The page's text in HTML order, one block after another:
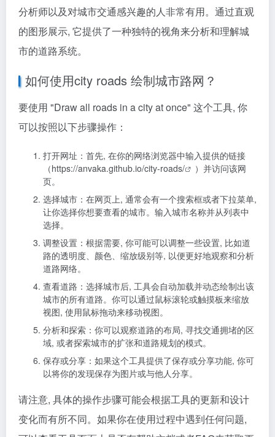
分析师以及对城市交通感兴趣的人非常有用。通过直观
的图形展示, 它提供了一种独特的视角来分析和理解城
市的道路系统。
如何使用city roads 绘制城市路网？
要使用 "Draw all roads in a city at once" 这个工具, 你
可以按照以下步骤操作：
打开网址：首先, 在你的网络浏览器中输入提供的链接
（https://anvaka.github.io/city-roads/
）并访问该网
页。
选择城市：在网页上, 通常会有一个搜索框或者下拉菜单,
让你选择你想要查看的城市。输入城市名称并从列表中
选择。
调整设置：根据需要, 你可能可以调整一些设置, 比如道
路的透明度、颜色、缩放级别等, 以便更好地观察和分析
道路网络。
查看道路：选择城市后, 工具会自动加载并动态绘制出该
城市的所有道路。你可以通过鼠标滚轮或触摸板来缩放
视图, 使用鼠标拖动来移动视图。
分析和探索：你可以观察道路的布局, 寻找交通拥堵的区
域, 或者探索城市的扩张和道路规划的模式。
保存或分享：如果这个工具提供了保存或分享功能, 你可
以将你的发现保存为图片或与他人分享。
请注意, 具体的操作步骤可能会根据工具的更新和设计
变化而有所不同。如果你在使用过程中遇到任何问题,